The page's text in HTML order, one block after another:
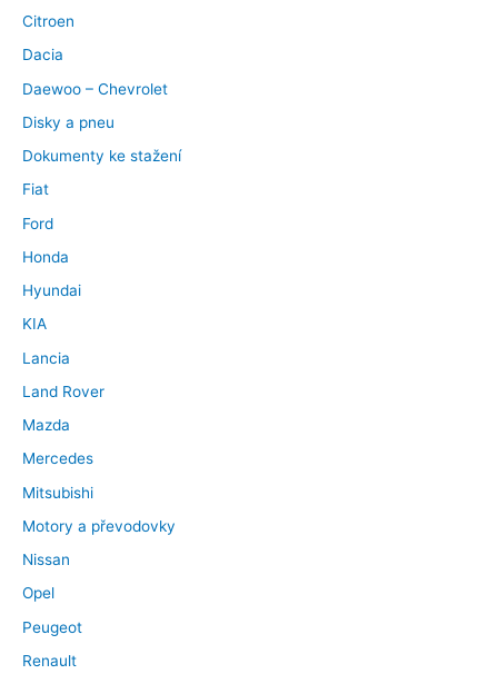
Citroen
Dacia
Daewoo – Chevrolet
Disky a pneu
Dokumenty ke stažení
Fiat
Ford
Honda
Hyundai
KIA
Lancia
Land Rover
Mazda
Mercedes
Mitsubishi
Motory a převodovky
Nissan
Opel
Peugeot
Renault